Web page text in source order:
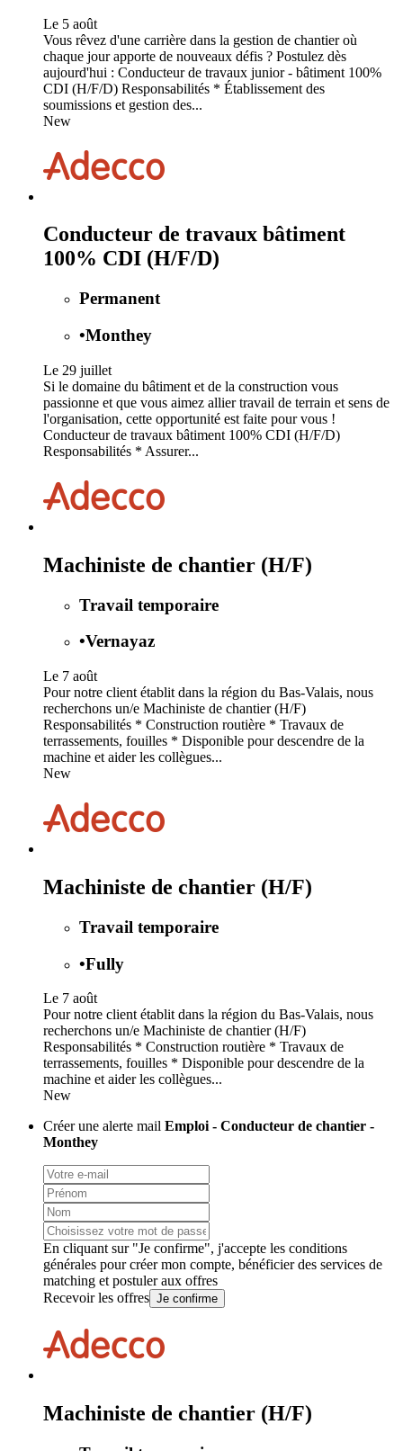
Le 5 août
Vous rêvez d'une carrière dans la gestion de chantier où
chaque jour apporte de nouveaux défis ? Postulez dès
aujourd'hui : Conducteur de travaux junior - bâtiment 100%
CDI (H/F/D) Responsabilités * Établissement des
soumissions et gestion des...
New
Conducteur de travaux bâtiment
100% CDI (H/F/D)
Permanent
•Monthey
Le 29 juillet
Si le domaine du bâtiment et de la construction vous
passionne et que vous aimez allier travail de terrain et sens de
l'organisation, cette opportunité est faite pour vous !
Conducteur de travaux bâtiment 100% CDI (H/F/D)
Responsabilités * Assurer...
Machiniste de chantier (H/F)
Travail temporaire
•Vernayaz
Le 7 août
Pour notre client établit dans la région du Bas-Valais, nous
recherchons un/e Machiniste de chantier (H/F)
Responsabilités * Construction routière * Travaux de
terrassements, fouilles * Disponible pour descendre de la
machine et aider les collègues...
New
Machiniste de chantier (H/F)
Travail temporaire
•Fully
Le 7 août
Pour notre client établit dans la région du Bas-Valais, nous
recherchons un/e Machiniste de chantier (H/F)
Responsabilités * Construction routière * Travaux de
terrassements, fouilles * Disponible pour descendre de la
machine et aider les collègues...
New
Créer une alerte mail Emploi - Conducteur de chantier -
Monthey
En cliquant sur "Je confirme", j'accepte les conditions
générales pour créer mon compte, bénéficier des services de
matching et postuler aux offres
Recevoir les offres Je confirme
Machiniste de chantier (H/F)